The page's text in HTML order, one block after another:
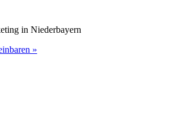
in Niederbayern
»